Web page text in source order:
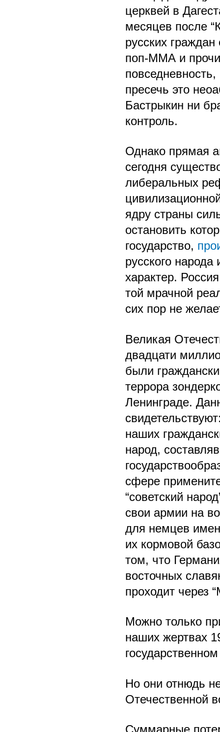
церквей в
месяцев после
русских
поп-ММА и
пресечь это
Бастрыкин ни
контроль.
Однако прямая
сегодня
либеральных
ядру страны
остановить
государство,
русского
характер.
той мрачной
сих пор не
Великая
двадцати
были
террора
Ленинграде.
наших
народ,
сфере
“советский
свои армии на
для немцев
их кормовой
том, что
восточных
проходит через
Можно только
наших жертвах
Но они отнюдь
Отечественной
Суммарные